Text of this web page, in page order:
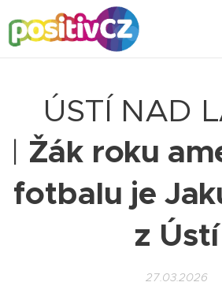
ÚSTÍ NAD
| Žák roku
fotbalu je
z Ústí
27.03.2026